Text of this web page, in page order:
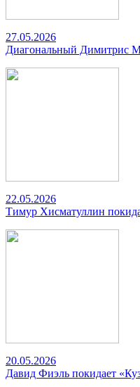
27.05.2026
Диагональный Димитрис
22.05.2026
Тимур Хисматуллин
20.05.2026
Давид Фиэль покидает